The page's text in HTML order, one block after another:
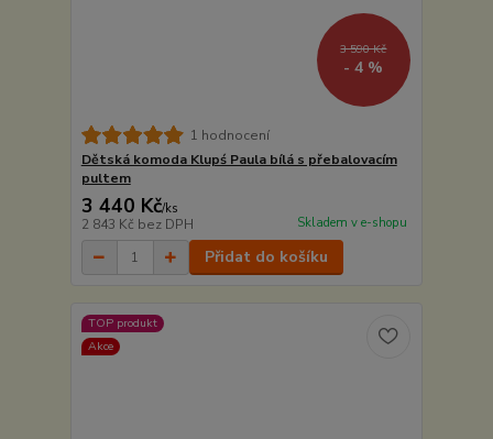
3 590 Kč
- 4 %
1 hodnocení
Dětská komoda Klupś Paula bílá s přebalovacím
pultem
3 440 Kč/ks
2 843 Kč bez DPH Skladem v e-shopu
Přidat do košíku
TOP produkt
Akce